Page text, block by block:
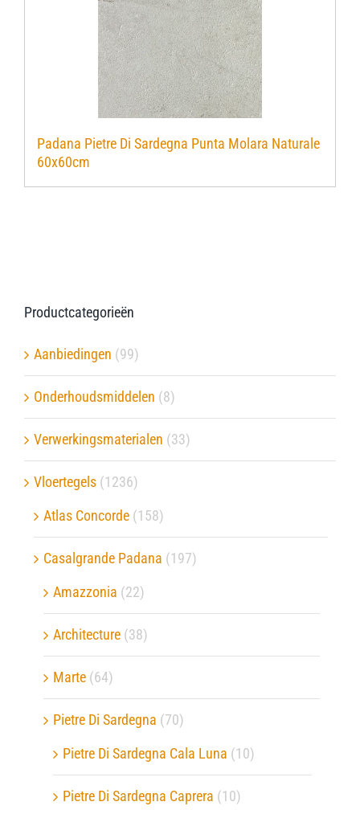
Padana Pietre Di Sardegna Punta Molara Naturale
60x60cm
Productcategorieën
Aanbiedingen (99)
Onderhoudsmiddelen (8)
Verwerkingsmaterialen (33)
Vloertegels (1236)
Atlas Concorde (158)
Casalgrande Padana (197)
Amazzonia (22)
Architecture (38)
Marte (64)
Pietre Di Sardegna (70)
Pietre Di Sardegna Cala Luna (10)
Pietre Di Sardegna Caprera (10)